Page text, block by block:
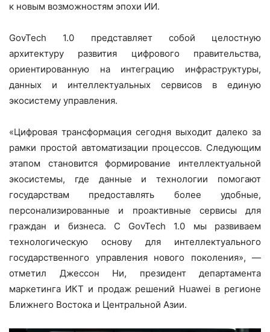
к новым возможностям эпохи ИИ.
GovTech 1.0 представляет собой целостную
архитектуру развития цифрового правительства,
ориентированную на интеграцию инфраструктуры,
данных и интеллектуальных сервисов в единую
экосистему управления.
«Цифровая трансформация сегодня выходит далеко за
рамки простой автоматизации процессов. Следующим
этапом становится формирование интеллектуальной
экосистемы, где данные и технологии помогают
государствам предоставлять более удобные,
персонализированные и проактивные сервисы для
граждан и бизнеса. С GovTech 1.0 мы развиваем
технологическую основу для интеллектуального
государственного управления нового поколения», —
отметил Джессон Ни, президент департамента
маркетинга ИКТ и продаж решений Huawei в регионе
Ближнего Востока и Центральной Азии.